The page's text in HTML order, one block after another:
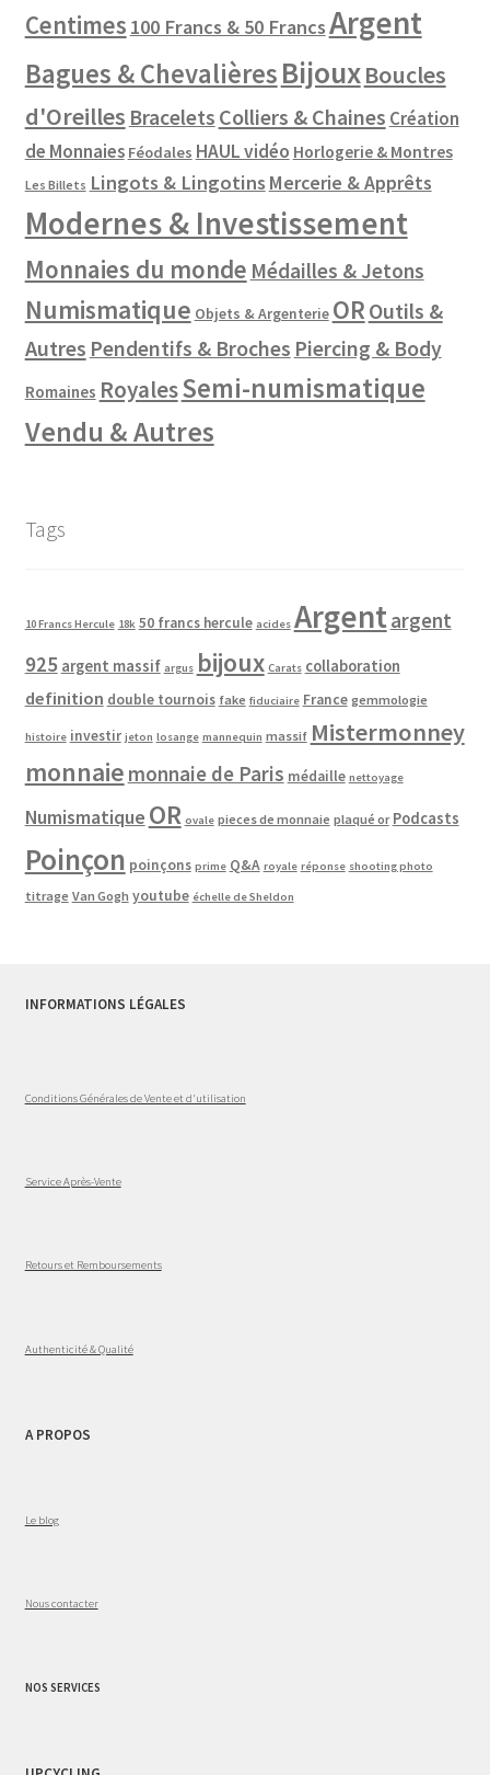
Centimes 100 Francs & 50 FrancsArgent
Bagues & ChevalièresBijouxBoucles
d'Oreilles Bracelets Colliers & Chaines Création
de Monnaies Féodales HAUL vidéo Horlogerie & Montres
Les Billets Lingots & Lingotins Mercerie & Apprêts
Modernes & Investissement
Monnaies du monde Médailles & Jetons
Numismatique Objets & Argenterie OR Outils &
Autres Pendentifs & Broches Piercing & Body
Romaines RoyalesSemi-numismatique
Vendu & Autres
Tags
10 Francs Hercule 18k 50 francs hercule acides Argentargent
925 argent massif argus bijoux Carats collaboration
definition double tournois fake fiduciaire France gemmologie
histoire investir jeton losange mannequin massif Mistermonney
monnaie monnaie de Paris médaille nettoyage
Numismatique OR ovale pieces de monnaie plaqué or Podcasts
Poinçon poinçons prime Q&A royale réponse shooting photo
titrage Van Gogh youtube échelle de Sheldon
INFORMATIONS LÉGALES
Conditions Générales de Vente et d'utilisation
Service Après-Vente
Retours et Remboursements
Authenticité & Qualité
A PROPOS
Le blog
Nous contacter
NOS SERVICES